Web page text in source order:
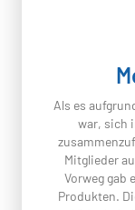
Als es
war, sich
Mitglieder
Vorweg gab
Produkten.